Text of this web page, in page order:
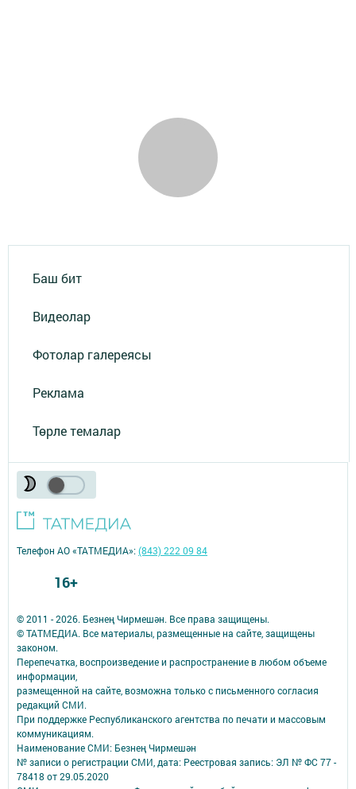
Баш бит
Видеолар
Фотолар галереясы
Реклама
Төрле темалар
© 2011 - 2026. Безнең Чирмешән. Все права защищены.
© ТАТМЕДИА. Все материалы, размещенные на сайте, защищены
законом.
Перепечатка, воспроизведение и распространение в любом объеме
информации,
размещенной на сайте, возможна только с письменного согласия
редакций СМИ.
При поддержке Республиканского агентства по печати и массовым
коммуникациям.
Наименование СМИ: Безнең Чирмешән
№ записи о регистрации СМИ, дата: Реестровая запись: ЭЛ № ФС 77 -
78418 от 29.05.2020
Телефон АО «ТАТМЕДИА»:(843) 222 09 84
16+